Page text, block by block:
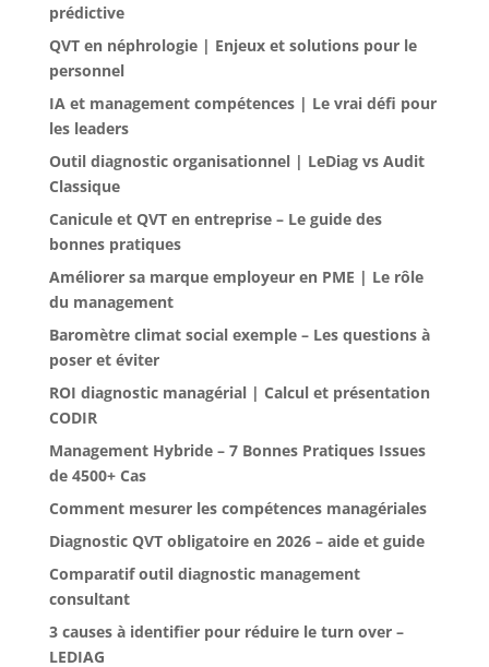
prédictive
QVT en néphrologie | Enjeux et solutions pour le
personnel
IA et management compétences | Le vrai défi pour
les leaders
Outil diagnostic organisationnel | LeDiag vs Audit
Classique
Canicule et QVT en entreprise – Le guide des
bonnes pratiques
Améliorer sa marque employeur en PME | Le rôle
du management
Baromètre climat social exemple – Les questions à
poser et éviter
ROI diagnostic managérial | Calcul et présentation
CODIR
Management Hybride – 7 Bonnes Pratiques Issues
de 4500+ Cas
Comment mesurer les compétences managériales
Diagnostic QVT obligatoire en 2026 – aide et guide
Comparatif outil diagnostic management
consultant
3 causes à identifier pour réduire le turn over –
LEDIAG